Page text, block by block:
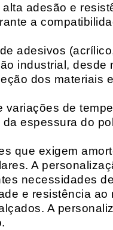
adesão e
a
adesivos
industrial, desde
dos materiais
de
espessura do
que exigem
A
necessidades
e resistência ao
A